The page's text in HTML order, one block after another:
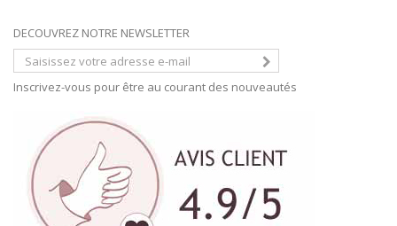
DECOUVREZ NOTRE NEWSLETTER
Inscrivez-vous pour être au courant des nouveautés